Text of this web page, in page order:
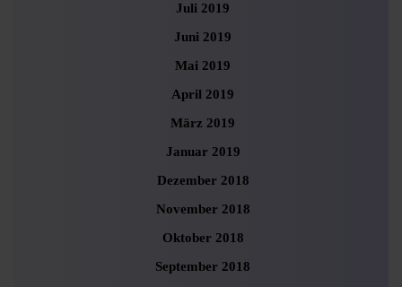
Juli 2019
Juni 2019
Mai 2019
April 2019
März 2019
Januar 2019
Dezember 2018
November 2018
Oktober 2018
September 2018